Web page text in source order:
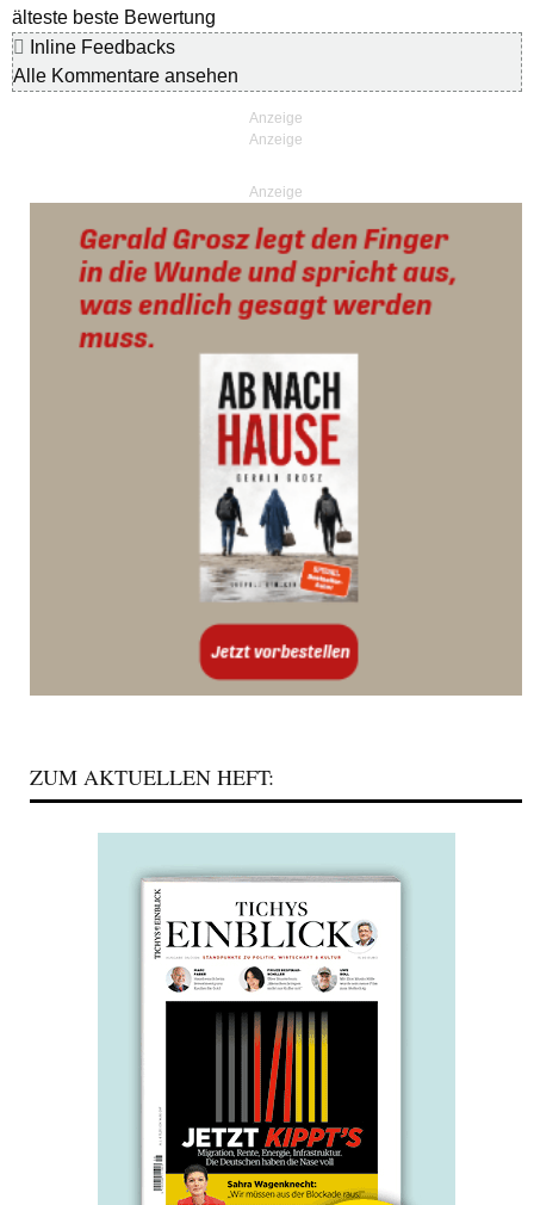
älteste beste Bewertung
Inline Feedbacks
Alle Kommentare ansehen
Anzeige
ZUM AKTUELLEN HEFT: